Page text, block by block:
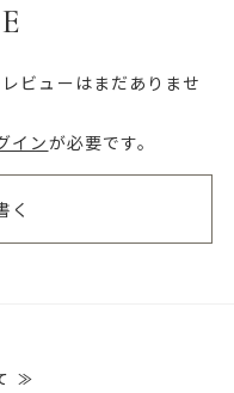
ビューはまだありませ
インが必要です。
く
≫